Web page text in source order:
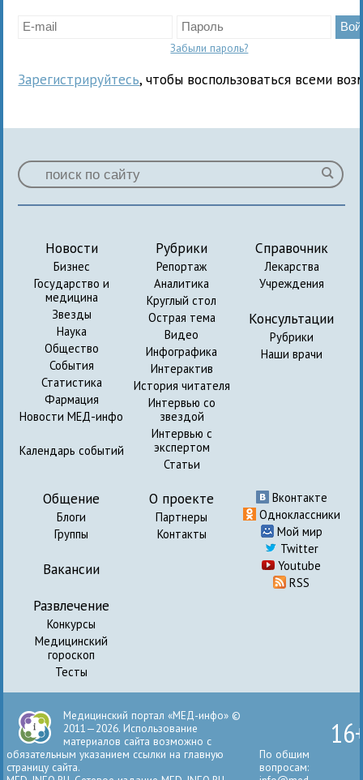
Забыли пароль?
Зарегистрируйтесь, чтобы воспользоваться всеми
Новости
Бизнес
Государство и
медицина
Звезды
Наука
Общество
События
Статистика
Фармация
Новости МЕД-инфо
Календарь событий
Рубрики
Репортаж
Аналитика
Круглый стол
Острая тема
Видео
Инфографика
Интерактив
История читателя
Интервью со
звездой
Интервью с
экспертом
Статьи
Справочник
Лекарства
Учреждения
Консультации
Рубрики
Наши врачи
Общение
Блоги
Группы
Вакансии
Развлечение
Конкурсы
Медицинский
гороскоп
Тесты
О проекте
Партнеры
Контакты
Вконтакте
Одноклассники
Мой мир
Twitter
Youtube
RSS
Медицинский портал «МЕД-инфо» ©
2011—2026. Использование
материалов сайта возможно с
обязательным указанием ссылки на главную
страницу сайта.
По общим
вопросам: